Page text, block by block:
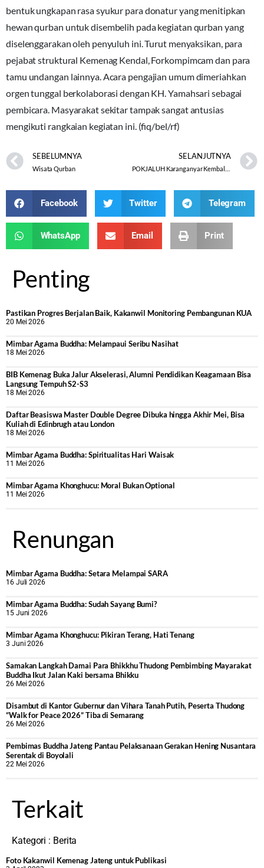
bentuk ungkapan rasa syukur para donatur yang menitipkan
hewan qurban untuk disembelih pada kegiatan qurban yang
diselenggarakan oleh penyuluh ini. Turut menyaksikan, para
pejabat struktural Kemenag Kendal, Forkompimcam dan para
tamu undangan lainnya. Acara pengajian umum dimeriahkan
orgen tunggal berkolaborasi dengan KH. Yamahsari sebagai
pembicara. Masyarakat sekitar tampak sangat antusias
mengikuti rangkaian kegiatan ini. (fiq/bel/rf)
SEBELUMNYA
Wisata Qurban
SELANJUTNYA
Facebook Twitter Telegram
WhatsApp Email Print
Penting
Pastikan Progres Berjalan Baik, Kakanwil Monitoring Pembangunan KUA
20 Mei 2026
Mimbar Agama Buddha: Melampaui Seribu Nasihat
18 Mei 2026
BIB Kemenag Buka Jalur Akselerasi, Alumni Pendidikan Keagamaan Bisa
Langsung Tempuh S2-S3
18 Mei 2026
Daftar Beasiswa Master Double Degree Dibuka hingga Akhir Mei, Bisa
Kuliah di Edinbrugh atau London
18 Mei 2026
Mimbar Agama Buddha: Spiritualitas Hari Waisak
11 Mei 2026
Mimbar Agama Khonghucu: Moral Bukan Optional
11 Mei 2026
Renungan
Mimbar Agama Buddha: Setara Melampai SARA
16 Juli 2026
Mimbar Agama Buddha: Sudah Sayang Bumi?
15 Juni 2026
Mimbar Agama Khonghucu: Pikiran Terang, Hati Tenang
3 Juni 2026
Samakan Langkah Damai Para Bhikkhu Thudong Pembimbing Mayarakat
Buddha Ikut Jalan Kaki bersama Bhikku
26 Mei 2026
Disambut di Kantor Gubernur dan Vihara Tanah Putih, Peserta Thudong
“Walk for Peace 2026” Tiba di Semarang
26 Mei 2026
‎Pembimas Buddha Jateng Pantau Pelaksanaan Gerakan Hening Nusantara
Serentak di Boyolali
22 Mei 2026
Terkait
Kategori : Berita
Foto Kakanwil Kemenag Jateng untuk Publikasi